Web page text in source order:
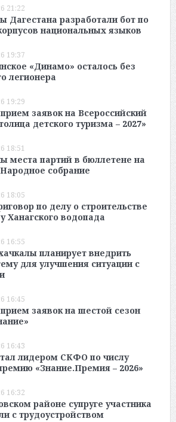
21:22
Дагестана разработали бот по
национальных языков
19:37
«Динамо» осталось без
легионера
19:29
заявок на Всероссийский
детского туризма – 2027»
18:51
места партий в бюллетене на
собрание
18:05
по делу о строительстве
Ханагского водопада
16:55
планирует внедрить
для улучшения ситуации с
16:45
заявок на шестой сезон
16:43
лидером СКФО по числу
«Знание.Премия – 2026»
16:32
районе супруге участника
с трудоустройством